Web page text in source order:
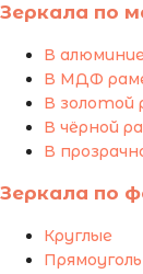
Зеркала по
В
В МДФ
В золотой
В чёрной
В
Зеркала по
Круглые